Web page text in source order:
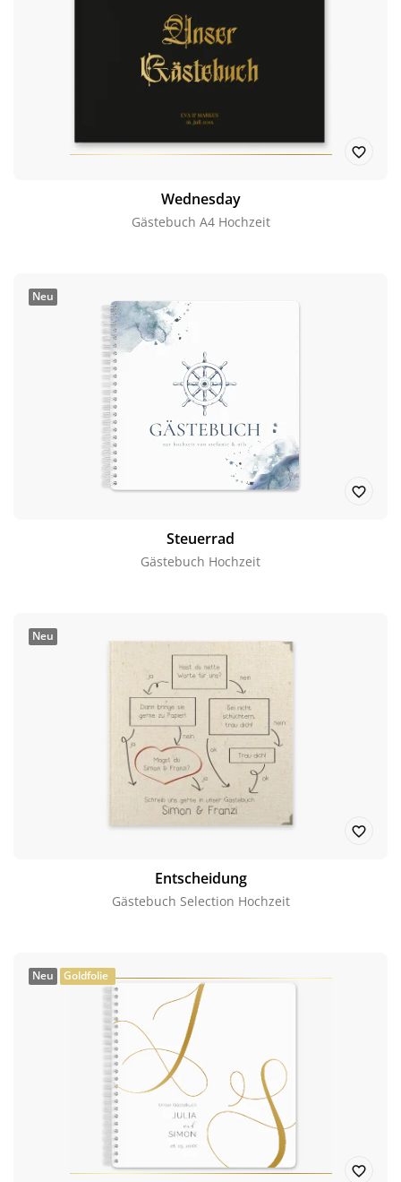
Wednesday
Gästebuch A4 Hochzeit
Neu
Steuerrad
Gästebuch Hochzeit
Neu
Entscheidung
Gästebuch Selection Hochzeit
Neu Goldfolie